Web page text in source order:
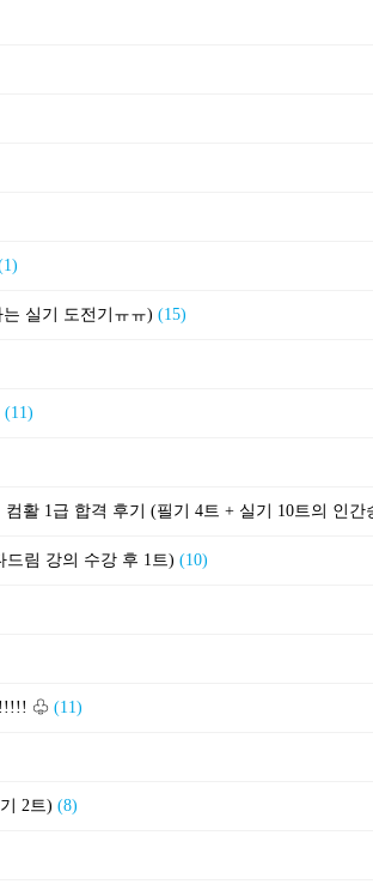
실기 도전기ㅠㅠ) (15)
(11)
림 강의 수강 후 1트) (10)
!!!!! ♧ (11)
2트) (8)